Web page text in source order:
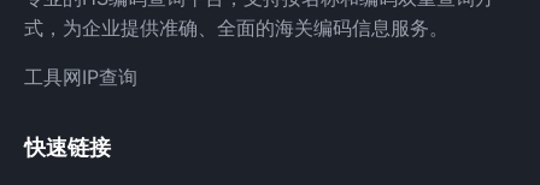
式，为企业提供准确、全面的海关编码信息服务。
工具网IP查询
快速链接